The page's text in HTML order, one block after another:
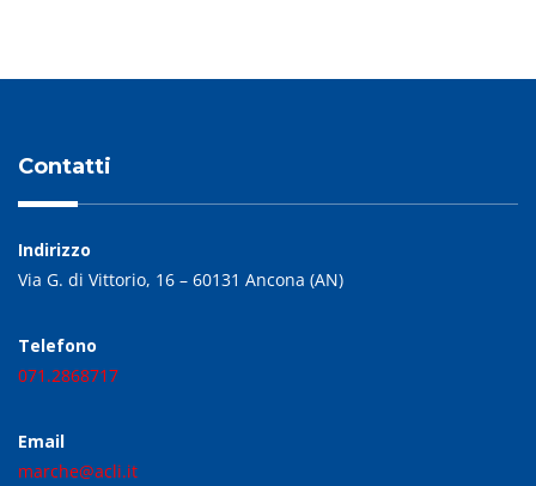
Contatti
Indirizzo
Via G. di Vittorio, 16 – 60131 Ancona (AN)
Telefono
071.2868717
Email
marche@acli.it